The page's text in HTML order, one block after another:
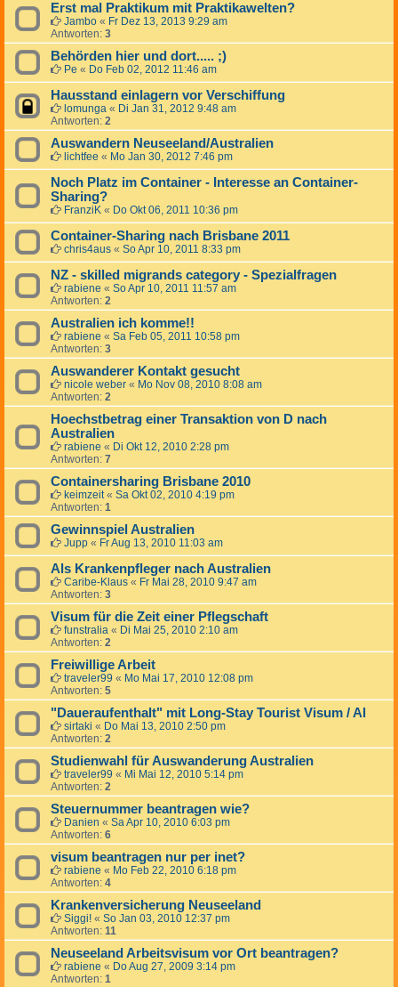
Erst mal Praktikum mit Praktikawelten?
Jambo « Fr Dez 13, 2013 9:29 am
Antworten: 3
Behörden hier und dort..... ;)
Pe « Do Feb 02, 2012 11:46 am
Hausstand einlagern vor Verschiffung
lomunga « Di Jan 31, 2012 9:48 am
Antworten: 2
Auswandern Neuseeland/Australien
lichtfee « Mo Jan 30, 2012 7:46 pm
Noch Platz im Container - Interesse an Container-
Sharing?
FranziK « Do Okt 06, 2011 10:36 pm
Container-Sharing nach Brisbane 2011
chris4aus « So Apr 10, 2011 8:33 pm
NZ - skilled migrands category - Spezialfragen
rabiene « So Apr 10, 2011 11:57 am
Antworten: 2
Australien ich komme!!
rabiene « Sa Feb 05, 2011 10:58 pm
Antworten: 3
Auswanderer Kontakt gesucht
nicole weber « Mo Nov 08, 2010 8:08 am
Antworten: 2
Hoechstbetrag einer Transaktion von D nach
Australien
rabiene « Di Okt 12, 2010 2:28 pm
Antworten: 7
Containersharing Brisbane 2010
keimzeit« Sa Okt 02, 2010 4:19 pm
Antworten: 1
Gewinnspiel Australien
Jupp « Fr Aug 13, 2010 11:03 am
Als Krankenpfleger nach Australien
Caribe-Klaus « Fr Mai 28, 2010 9:47 am
Antworten: 3
Visum für die Zeit einer Pflegschaft
funstralia « Di Mai 25, 2010 2:10 am
Antworten: 2
Freiwillige Arbeit
traveler99 « Mo Mai 17, 2010 12:08 pm
Antworten: 5
"Daueraufenthalt" mit Long-Stay Tourist Visum / Al
sirtaki « Do Mai 13, 2010 2:50 pm
Antworten: 2
Studienwahl für Auswanderung Australien
traveler99 « Mi Mai 12, 2010 5:14 pm
Antworten: 2
Steuernummer beantragen wie?
Danien « Sa Apr 10, 2010 6:03 pm
Antworten: 6
visum beantragen nur per inet?
rabiene « Mo Feb 22, 2010 6:18 pm
Antworten: 4
Krankenversicherung Neuseeland
Siggi! « So Jan 03, 2010 12:37 pm
Antworten: 11
Neuseeland Arbeitsvisum vor Ort beantragen?
rabiene « Do Aug 27, 2009 3:14 pm
Antworten: 1